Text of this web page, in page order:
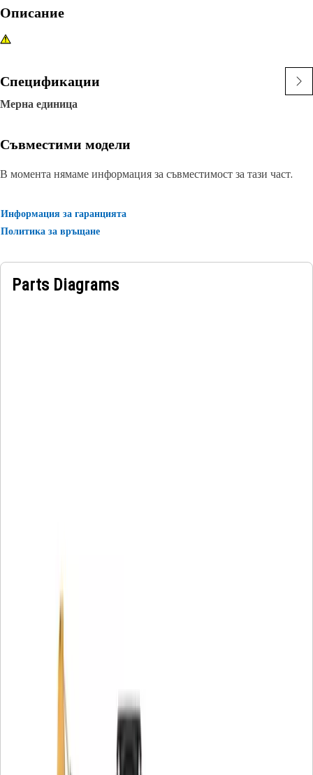
Описание
Спецификации
Мерна единица
Съвместими модели
В момента нямаме информация за съвместимост за тази част.
Информация за гаранцията
Политика за връщане
Parts Diagrams